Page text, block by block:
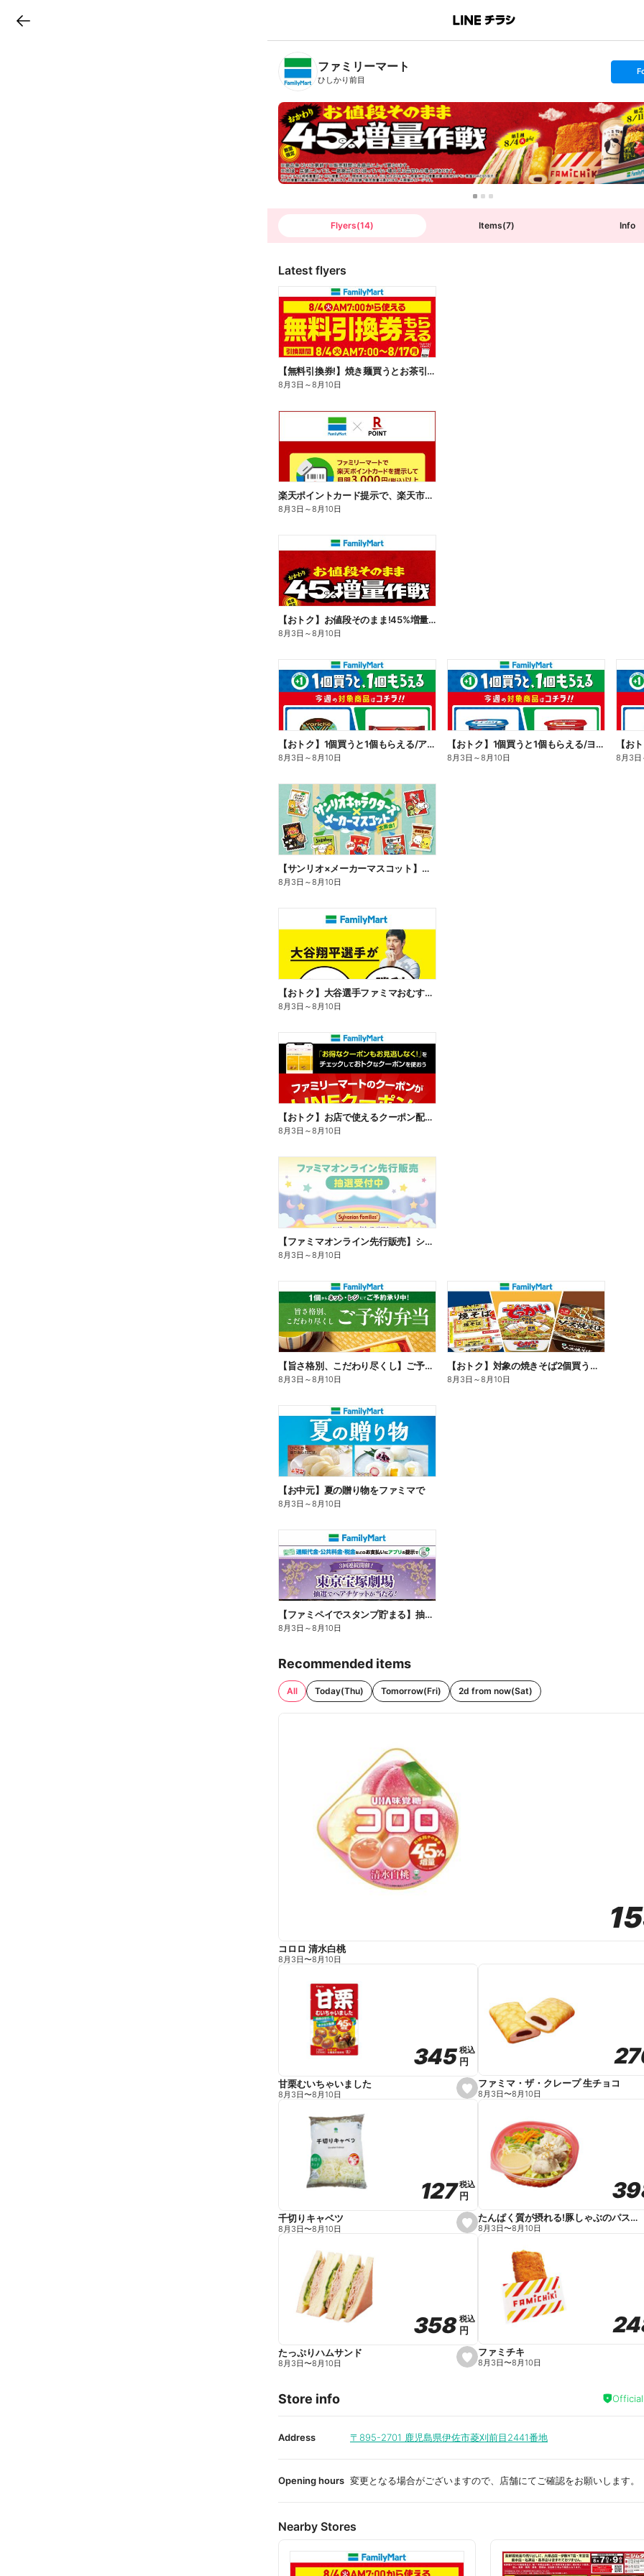
B
n
T
ファミリーマート
ひしかり前目
s
t
o
l
l
o
w
Flyers(14) Items(7) Info
Latest flyers
【無料引換券!】焼き麺買うとお茶引換券貰える!
8月3日 ～8月10日
楽天ポイントカード提示で、楽天市場でのお買い物がおトクに!
8月3日 ～8月10日
【おトク】お値段そのまま!45%増量作戦!
8月3日 ～8月10日
【おトク】1個買うと1個もらえる/アイス
8月3日 ～8月10日
【おトク】1個買うと1個もらえる/ヨーグルト
8月3日 ～8月10日
【お
8月3日
【サンリオ×メーカーマスコット】オリジナルグッズ貰える!
8月3日 ～8月10日
【おトク】大谷選手ファミマおむすび割
8月3日 ～8月10日
【おトク】お店で使えるクーポン配信中
8月3日 ～8月10日
【ファミマオンライン先行販売】シルバニアファミリー
8月3日 ～8月10日
【旨さ格別、こだわり尽くし】ご予約弁当
8月3日 ～8月10日
【おトク】対象の焼きそば2個買うと100円引き!
8月3日 ～8月10日
【お中元】夏の贈り物をファミマで
8月3日 ～8月10日
【ファミペイでスタンプ貯まる】抽選でペアチケットが当たる!
8月3日 ～8月10日
Recommended items
All Today(Thu) Tomorrow(Fri) 2d from now(Sat)
コロロ 清水白桃
8月3日〜8月10日
s
e
e
345
345税込
税込
円
円
甘栗むいちゃいました
8月3日〜8月10日
ファミマ・ザ・クレープ 生チョコ
8月3日〜8月10日
s
e
e
127
127税込
税込
円
円
千切りキャベツ
8月3日〜8月10日
たんぱく質が摂れる!豚しゃぶのパスタサラダ
8月3日〜8月10日
s
e
i
t
358
358税込
税込
円
円
たっぷりハムサンド
8月3日〜8月10日
ファミチキ
8月3日〜8月10日
Store info
Address 〒895-2701 鹿児島県伊佐市菱刈前目2441番地
Opening hours 変更となる場合がございますので、店舗にてご確認をお願いします。
Nearby Stores